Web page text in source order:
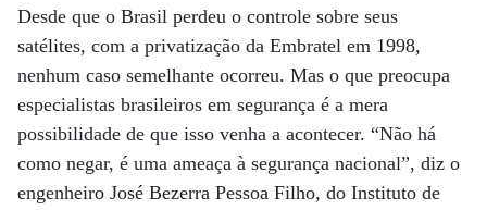
Desde que o Brasil perdeu o controle sobre seus
satélites, com a privatização da Embratel em 1998,
nenhum caso semelhante ocorreu. Mas o que preocupa
especialistas brasileiros em segurança é a mera
possibilidade de que isso venha a acontecer. “Não há
como negar, é uma ameaça à segurança nacional”, diz o
engenheiro José Bezerra Pessoa Filho, do Instituto de